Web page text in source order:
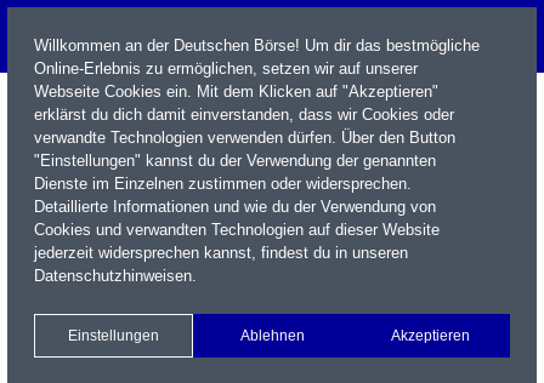
Name / WKN / ISIN / Kürzel
Xetra Realtime
Watchlist Portfolio Login
Willkommen an der Deutschen Börse! Um dir das bestmögliche
Online-Erlebnis zu ermöglichen, setzen wir auf unserer
Webseite Cookies ein. Mit dem Klicken auf "Akzeptieren"
erklärst du dich damit einverstanden, dass wir Cookies oder
verwandte Technologien verwenden dürfen. Über den Button
"Einstellungen" kannst du der Verwendung der genannten
Dienste im Einzelnen zustimmen oder widersprechen.
Detaillierte Informationen und wie du der Verwendung von
Cookies und verwandten Technologien auf dieser Website
jederzeit widersprechen kannst, findest du in unseren
Datenschutzhinweisen.
Einstellungen Ablehnen Akzeptieren